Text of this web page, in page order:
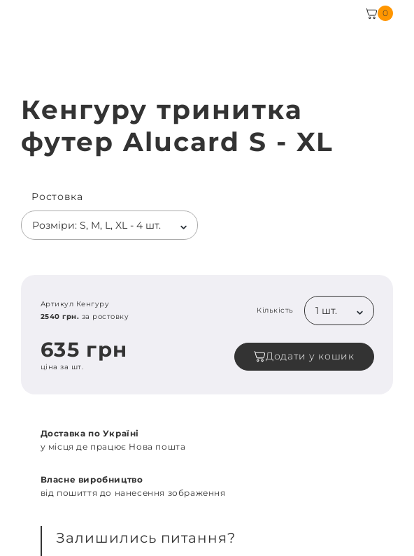
0
Кенгуру тринитка
футер Alucard S - XL
Ростовка
Розміри: S, M, L, XL - 4 шт.
Артикул Кенгуру
2540 грн. за ростовку
Кількість 1 шт.
635 грн
ціна за шт.
Додати у кошик
Доставка по Україні
у місця де працює Нова пошта
Власне виробництво
від пошиття до нанесення зображення
Залишились питання?